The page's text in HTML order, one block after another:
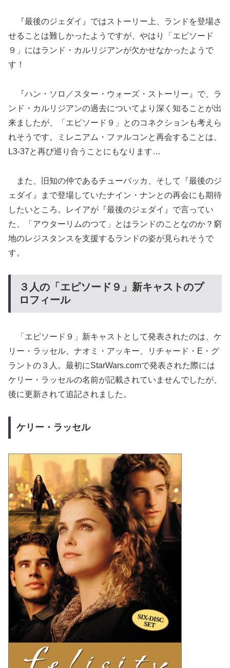
『最後のジェダイ』ではストーリー上、ランドを登場さ
せることは難しかったようですが、やはり「エピソード
９」にはランド・カルリジアンが欠かせなかったようで
す！
『ハン・ソロ／スター・ウォーズ・ストーリー』で、ラ
ンド・カルリジアンの過去についてより深く知ることが出
来ましたが、「エピソード９」とのコネクションも考えら
れそうです。ミレニアム・ファルコンと再会することは、
L3-37と再び巡り合うことにもなります…
また、旧知の仲であるチューバッカ、そして『最後のジ
ェダイ』まで登場していたナイン・ナンとの再会にも期待
したいところ。レイアが『最後のジェダイ』で言ってい
た、「アウターリムのつて」とはランドのことなのか？窮
地のレジスタンスを支援するランドの姿が見られそうで
す。
３人の「エピソード９」新キャストのプ
ロフィール
「エピソード９」新キャストとして発表されたのは、ケ
リー・ラッセル、ナオミ・アッキー、リチャード・E・グ
ラントの３人。最初にStarWars.comで発表された際には
ケリー・ラッセルの名前が記載されていませんでしたが、
後に更新されて追記されました。
ケリー・ラッセル